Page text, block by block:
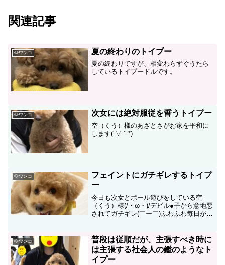
関連記事
🐶ワンコ 夏の終わりのトイプー
夏の終わりですが、相変わらずぐうたら
しているトイプードルです。
🐶ワンコ 次女には絶対服従を誓うトイプー
空（くう）様のあざとさがお家を平和に
します(´▽｀*)
🐶ワンコ
フェイントにガチギレするトイプ
ー
今日も次女とボール遊びをしている空
（くう）様(/・ω・)/デビル●子から意地悪
されてガチギレ(￣ー￣)ふわふわ毎日が過
🐶ワンコ
普段は従順だが、主張すべき時に
は主張する社会人の鑑のようなト
イプー